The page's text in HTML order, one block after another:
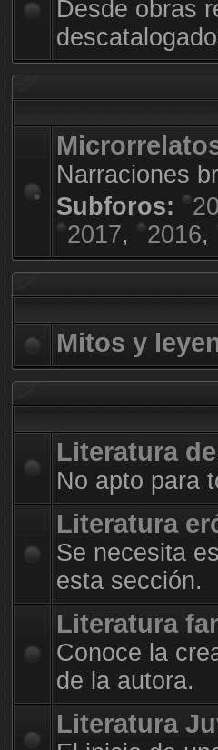
Desde obras
Narraciones
Subforos:
2017, 2016,
Mitos y
Literatura
No apto para
Literatura
Se necesita
esta sección.
Literatura
Conoce la
de la autora.
Literatura